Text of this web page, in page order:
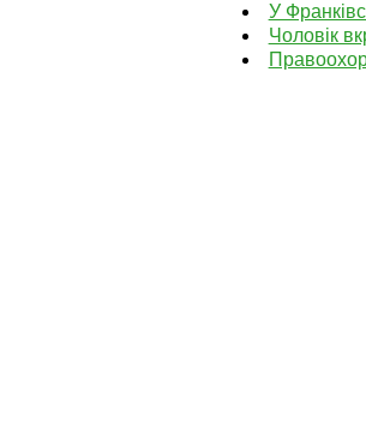
У
Чоловік